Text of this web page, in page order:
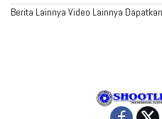
Berita Lainnya Video Lainnya